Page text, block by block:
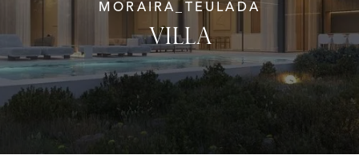
MORAIRA_TEULADA
VILLA